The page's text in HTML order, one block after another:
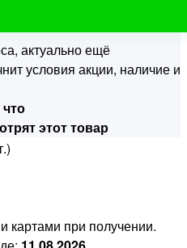
актуально ещё
условия акции, наличие и
этот товар
картами при получении.